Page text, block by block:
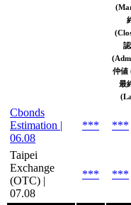
仲値
最
Cbonds
Estimation |
06.08
*** ***
Taipei
Exchange
(OTC) |
07.08
*** ***